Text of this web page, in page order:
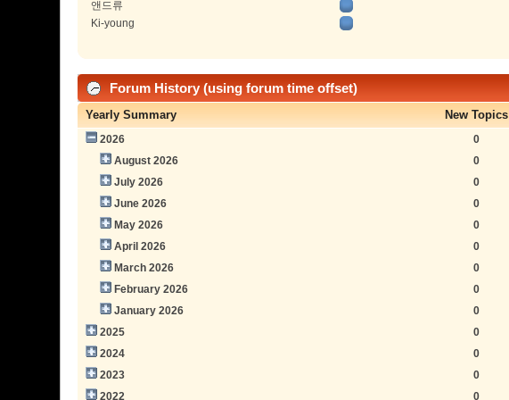
앤드류
Ki-young
Forum History (using forum time offset)
Yearly Summary New Topics
2026 0
August 2026
0
July 2026
0
June 2026
0
May 2026
0
April 2026
0
March 2026
0
February 2026
0
January 2026
0
2025
0
2024
0
2023
0
2022
0